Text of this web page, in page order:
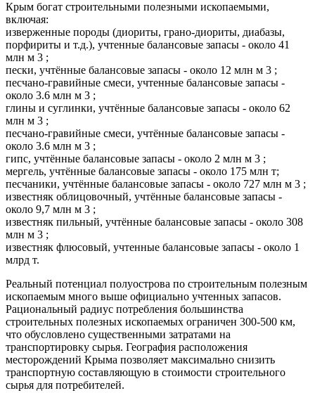
Крым богат строительными полезными ископаемыми,
включая:
изверженные породы (диориты, грано-диориты, диабазы,
порфириты и т.д.), учтенные балансовые запасы - около 41
млн м 3 ;
пески, учтённые балансовые запасы - около 12 млн м 3 ;
песчано-гравийные смеси, учтенные балансовые запасы -
около 3.6 млн м 3 ;
глины и суглинки, учтённые балансовые запасы - около 62
млн м 3 ;
песчано-гравийные смеси, учтённые балансовые запасы -
около 3.6 млн м 3 ;
гипс, учтённые балансовые запасы - около 2 млн м 3 ;
мергель, учтённые балансовые запасы - около 175 млн т;
песчаники, учтённые балансовые запасы - около 727 млн м 3 ;
известняк облицовочный, учтённые балансовые запасы -
около 9,7 млн м 3 ;
известняк пильный, учтённые балансовые запасы - около 308
млн м 3 ;
известняк флюсовый, учтенные балансовые запасы - около 1
млрд т.
Реальный потенциал полуострова по строительным полезным
ископаемым много выше официально учтенных запасов.
Рациональный радиус потребления большинства
строительных полезных ископаемых ограничен 300-500 км,
что обусловлено существенными затратами на
транспортировку сырья. География расположения
месторождений Крыма позволяет максимально снизить
транспортную составляющую в стоимости строительного
сырья для потребителей.